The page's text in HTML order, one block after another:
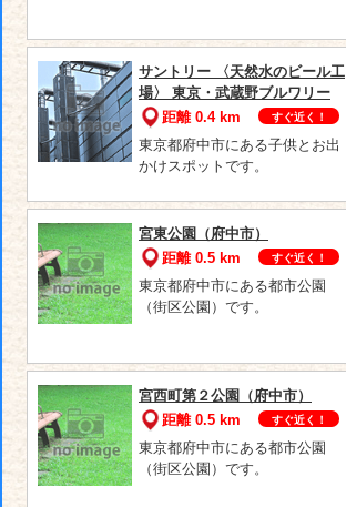
サントリー 〈天然水のビール工
場〉 東京・武蔵野ブルワリー
距離 0.4 km
すぐ近く！
東京都府中市にある子供とお出
かけスポットです。
宮東公園（府中市）
距離 0.5 km
すぐ近く！
東京都府中市にある都市公園
（街区公園）です。
宮西町第２公園（府中市）
距離 0.5 km
すぐ近く！
東京都府中市にある都市公園
（街区公園）です。